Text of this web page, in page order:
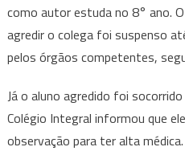
como autor estuda no 8° ano.
agredir o colega foi suspenso
pelos órgãos competentes,
Já o aluno agredido foi
Colégio Integral informou que
observação para ter alta médica.